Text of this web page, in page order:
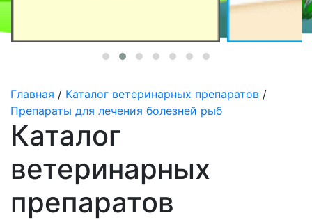
Главная / Каталог ветеринарных препаратов /
Препараты для лечения болезней рыб
Каталог
ветеринарных
препаратов